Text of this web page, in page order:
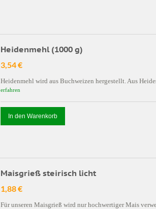
Heidenmehl (1000 g)
3,54 €
Heidenmehl wird aus Buchweizen hergestellt. Aus
erfahren
In den Warenkorb
Maisgrieß steirisch licht
1,88 €
Für unseren Maisgrieß wird nur hochwertiger Mais